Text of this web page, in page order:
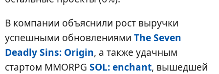
В компании объяснили рост выручки
успешными обновлениями The Seven
Deadly Sins: Origin, а также удачным
стартом MMORPG SOL: enchant, вышедшей